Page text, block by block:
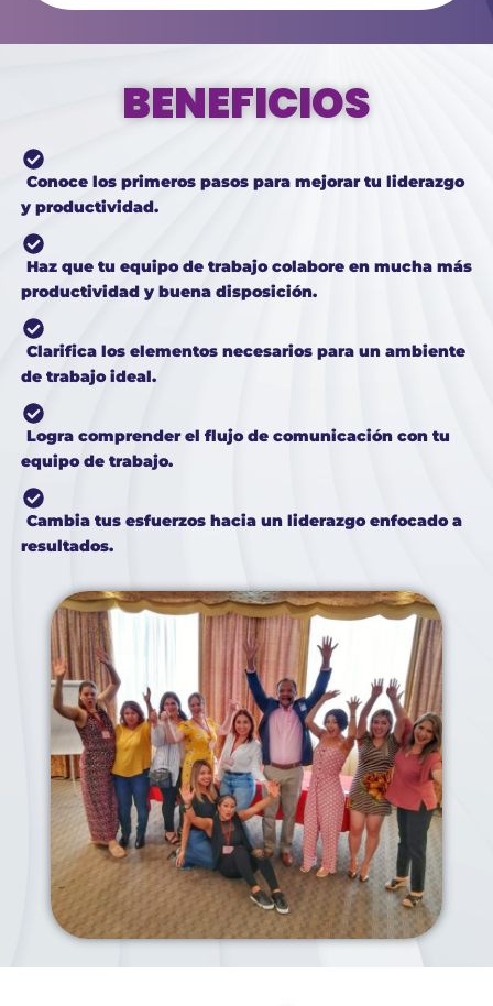
BENEFICIOS
Conoce los primeros pasos para mejorar tu liderazgo
y productividad.
Haz que tu equipo de trabajo colabore en mucha más
productividad y buena disposición.
Clarifica los elementos necesarios para un ambiente
de trabajo ideal.
Logra comprender el flujo de comunicación con tu
equipode trabajo.
Cambia tus esfuerzos hacia un liderazgo enfocado a
resultados.